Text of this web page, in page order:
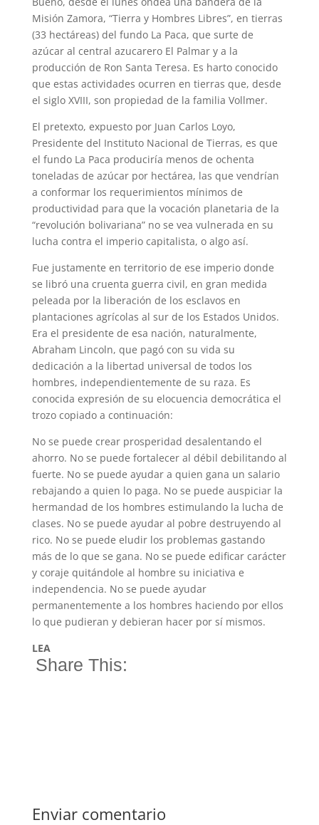
Misión Zamora, “Tierra y Hombres Libres”, en tierras
(33 hectáreas) del fundo La Paca, que surte de
azúcar al central azucarero El Palmar y a la
producción de Ron Santa Teresa. Es harto conocido
que estas actividades ocurren en tierras que, desde
el siglo XVIII, son propiedad de la familia Vollmer.
El pretexto, expuesto por Juan Carlos Loyo,
Presidente del Instituto Nacional de Tierras, es que
el fundo La Paca produciría menos de ochenta
toneladas de azúcar por hectárea, las que vendrían
a conformar los requerimientos mínimos de
productividad para que la vocación planetaria de la
“revolución bolivariana” no se vea vulnerada en su
lucha contra el imperio capitalista, o algo así.
Fue justamente en territorio de ese imperio donde
se libró una cruenta guerra civil, en gran medida
peleada por la liberación de los esclavos en
plantaciones agrícolas al sur de los Estados Unidos.
Era el presidente de esa nación, naturalmente,
Abraham Lincoln, que pagó con su vida su
dedicación a la libertad universal de todos los
hombres, independientemente de su raza. Es
conocida expresión de su elocuencia democrática el
trozo copiado a continuación:
No se puede crear prosperidad desalentando el
ahorro. No se puede fortalecer al débil debilitando al
fuerte. No se puede ayudar a quien gana un salario
rebajando a quien lo paga. No se puede auspiciar la
hermandad de los hombres estimulando la lucha de
clases. No se puede ayudar al pobre destruyendo al
rico. No se puede eludir los problemas gastando
más de lo que se gana. No se puede edificar carácter
y coraje quitándole al hombre su iniciativa e
independencia. No se puede ayudar
permanentemente a los hombres haciendo por ellos
lo que pudieran y debieran hacer por sí mismos.
LEA
Share This:
Enviar comentario